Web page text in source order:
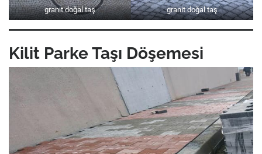
granit doğal taş granit doğal taş
Kilit Parke Taşı Döşemesi